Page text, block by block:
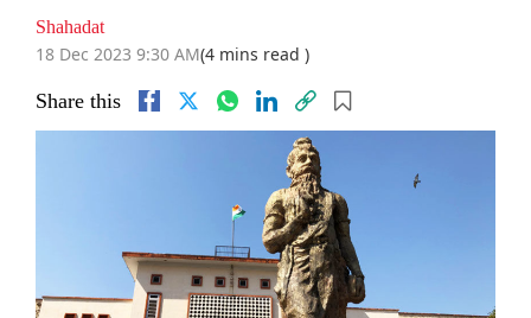
Shahadat
18 Dec 2023 9:30 AM(4 mins read )
Share this